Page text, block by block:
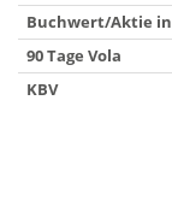
Buchwert/Aktie in
90 Tage Vola
KBV